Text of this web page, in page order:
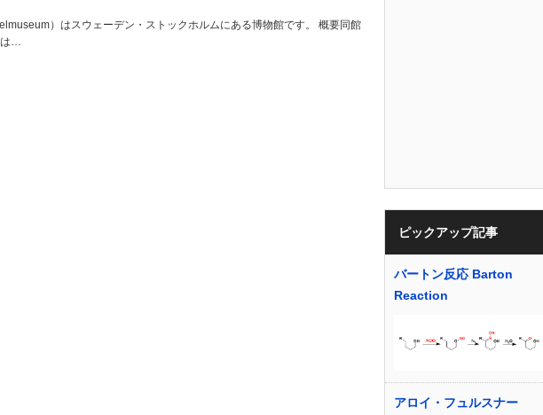
）はスウェーデン・ストックホルムにある博物館です。 概要同館
は…
ピックアップ記事
バートン反応 Barton
Reaction
アロイ・フュルスナー